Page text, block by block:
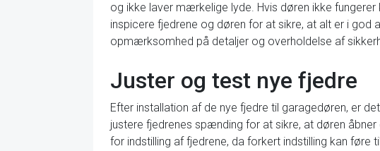
og ikke laver mærkelige lyde. Hvis døren ikke
inspicere fjedrene og døren for at sikre, at alt er i
opmærksomhed på detaljer og overholdelse af
Juster og test nye fjedre
Efter installation af de nye fjedre til garagedøren, er
justere fjedrenes spænding for at sikre, at døren
for indstilling af fjedrene, da forkert indstilling kan